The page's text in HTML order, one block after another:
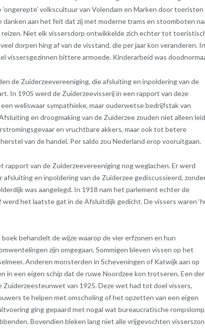
volkscultuur van Volendam en Marken door toeristen
danken aan het feit dat zij met moderne trams en stoomboten
Niet elk vissersdorp ontwikkelde zich echter tot
dorpen hing af van de visstand, die per jaar kon veranderen. In
vissersgezinnen bittere armoede. Kinderarbeid was
de Zuiderzeevereeniging, die afsluiting en inpoldering van de
In 1905 werd de Zuiderzeevisserij in een rapport van deze
weliswaar sympathieke, maar ouderwetse bedrijfstak van
en droogmaking van de Zuiderzee zouden niet alleen
en vruchtbare akkers, maar ook tot betere
van de handel. Per saldo zou Nederland erop vooruitgaan.
rapport van de Zuiderzeevereeniging nog weglachen. Er werd
afsluiting en inpoldering van de Zuiderzee gediscussieerd,
was aangelegd. In 1918 nam het parlement echter de
het laatste gat in de Afsluitdijk gedicht. De vissers waren
behandelt de wijze waarop de vier erfzonen en hun
zijn omgegaan. Sommigen bleven vissen op het
Anderen monsterden in Scheveningen of Katwijk aan op
in een eigen schip dat de ruwe Noordzee kon trotseren. Een
Zuiderzeesteunwet van 1925. Deze wet had tot doel vissers,
te helpen met omscholing of het opzetten van een eigen
ging gepaard met nogal wat bureaucratische rompslomp,
Bovendien bleken lang niet alle vrijgevochten